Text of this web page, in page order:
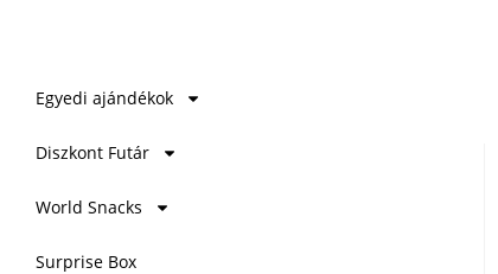
Egyedi ajándékok
Diszkont Futár
World Snacks
Surprise Box